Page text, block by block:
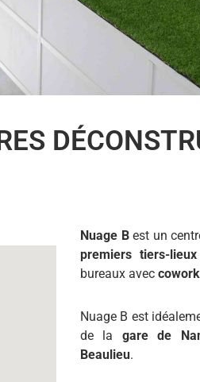
Nuage Best un
premiers tiers-
bureaux avec
Nuage B est
de la gare de
Beaulieu.